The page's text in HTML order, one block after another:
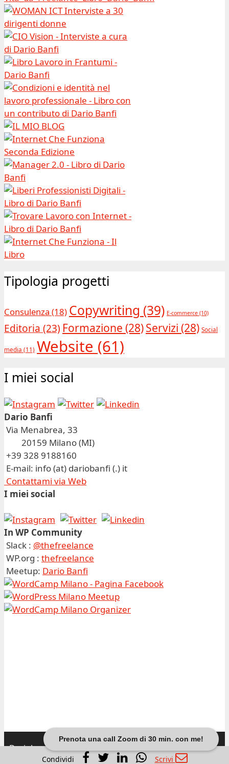
Prenota una call Zoom di 30 min. con me!
Tipologia progetti
Consulenza (18) Copywriting (39) E-commerce (10)
Editoria (23) Formazione (28)Servizi (28) Social
media (11) Website (61)
I miei social
Dario Banfi
Via Menabrea, 33
20159 Milano (MI)
+39 328 9188160
E-mail: info (at) dariobanfi (.) it
Contattami via Web
I miei social
In WP Community
Slack : @thefreelance
WP.org : thefreelance
Meetup: Dario Banfi
Condividi Scrivi
Dariobanfi.it |Privacy Policy